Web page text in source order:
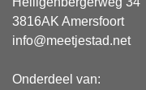
3816AK Amersfoort
info@meetjestad.net
Onderdeel van: